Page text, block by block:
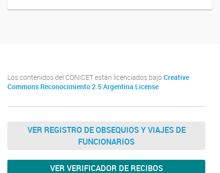
Los contenidos del CONICET están licenciados bajo Creative
Commons Reconocimiento 2.5 Argentina License
VER REGISTRO DE OBSEQUIOS Y VIAJES DE
FUNCIONARIOS
VER VERIFICADOR DE RECIBOS